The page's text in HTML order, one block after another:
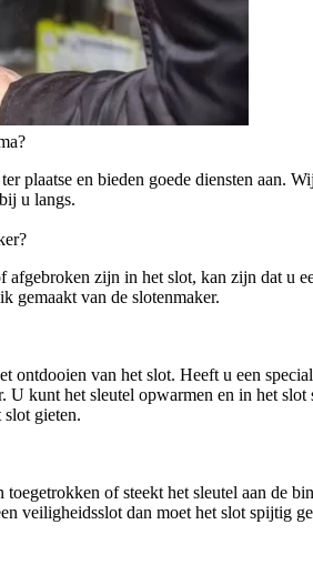
en bieden goede diensten aan.
u langs.
afgebroken zijn in het slot, kan zijn dat u
gemaakt van de slotenmaker.
ontdooien van het slot. Heeft u een
kunt het sleutel opwarmen en in het
gieten.
of steekt het sleutel aan de
veiligheidsslot dan moet het slot spijtig